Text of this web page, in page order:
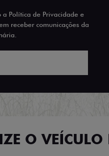
a Política de Privacidade e
receber comunicações da
O VEÍCULO